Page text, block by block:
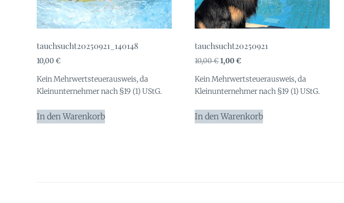
tauchsucht20250921_140148
10,00 €
Kein Mehrwertsteuerausweis, da
Kleinunternehmer nach §19 (1) UStG.
In den Warenkorb
tauchsucht20250921
10,00€Ursprünglicher
war:
10,00 €
1,00€Aktueller
ist:
1,00 €.
Kein Mehrwertsteuerausweis, da
Kleinunternehmer nach §19 (1) UStG.
In den Warenkorb